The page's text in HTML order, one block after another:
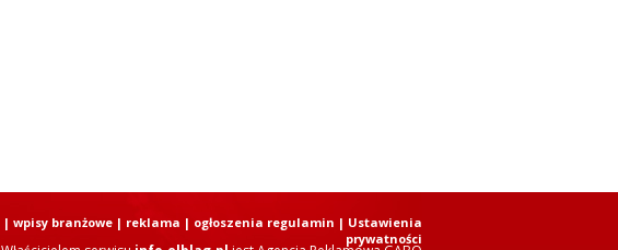
| wpisy branżowe| reklama | ogłoszenia regulamin | Ustawienia
prywatności